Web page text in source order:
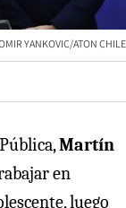
YANKOVIC/ATON CHILE
Martín
en
luego